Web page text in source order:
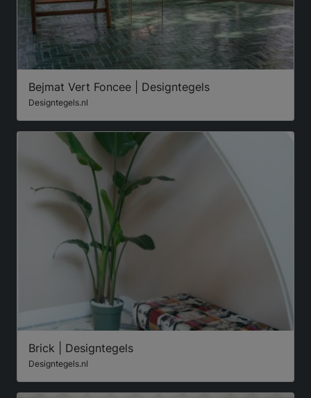
Bejmat Vert Foncee | Designtegels
Designtegels.nl
Brick | Designtegels
Designtegels.nl